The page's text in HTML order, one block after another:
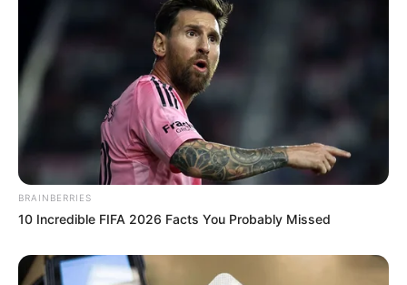
BRAINBERRIES
10 Incredible FIFA 2026 Facts You Probably Missed